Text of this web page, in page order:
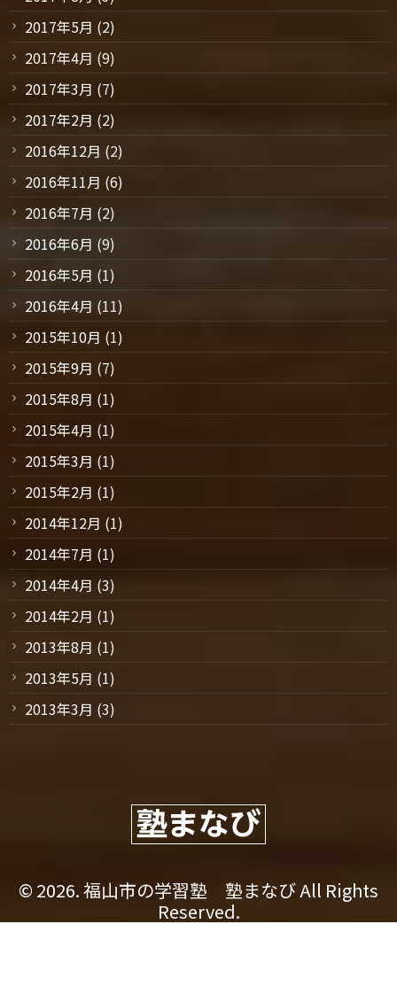
2017年5月 (2)
2017年4月 (9)
2017年3月 (7)
2017年2月 (2)
2016年12月 (2)
2016年11月 (6)
2016年7月 (2)
2016年6月 (9)
2016年5月 (1)
2016年4月 (11)
2015年10月 (1)
2015年9月 (7)
2015年8月 (1)
2015年4月 (1)
2015年3月 (1)
2015年2月 (1)
2014年12月 (1)
2014年7月 (1)
2014年4月 (3)
2014年2月 (1)
2013年8月 (1)
2013年5月 (1)
2013年3月 (3)
© 2026. 福山市の学習塾 塾まなび All Rights
Reserved.